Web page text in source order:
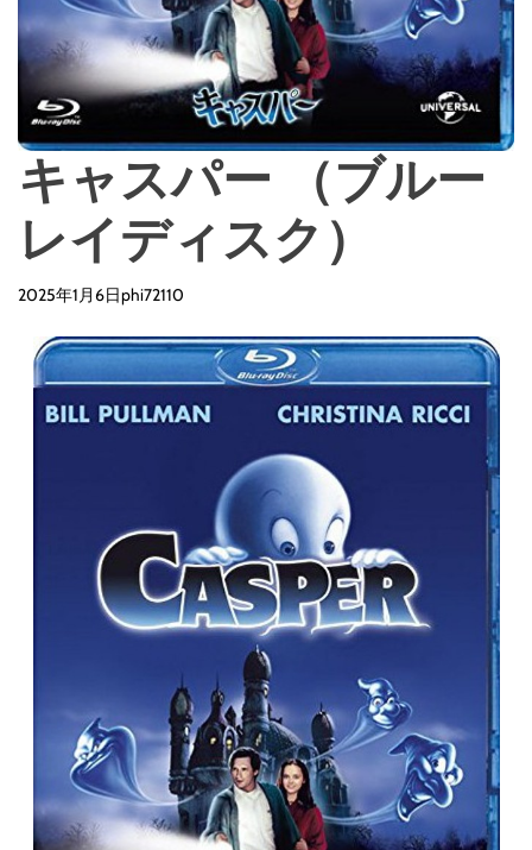
キャスパー （ブルー
レイディスク）
2025年1月6日phi72110